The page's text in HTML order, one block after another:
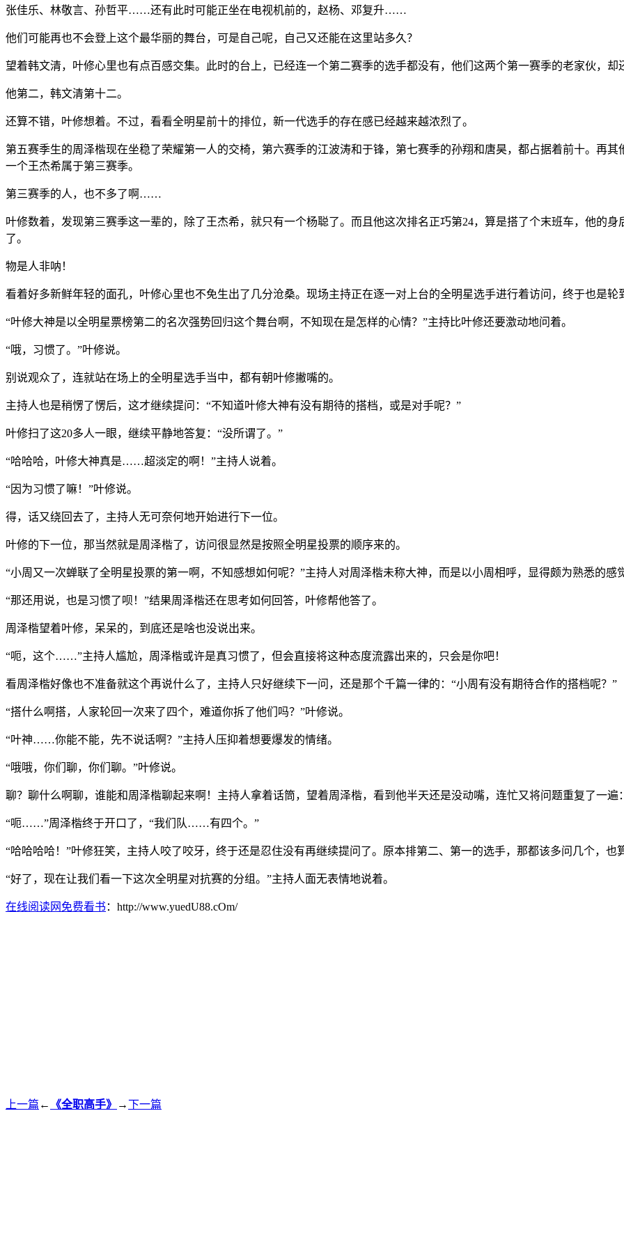
张佳乐、林敬言、孙哲平……还有此时可能正坐在电视机前的，赵杨、邓复升……
他们可能再也不会登上这个最华丽的舞台，可是自己呢，自己又还能在这里站多久？
望着韩文清，叶修心里也有点百感交集。此时的台上，已经连一个第二赛季的选手都没有，他们这两个第一赛季的老家伙，却
他第二，韩文清第十二。
还算不错，叶修想着。不过，看看全明星前十的排位，新一代选手的存在感已经越来越浓烈了。
第五赛季生的周泽楷现在坐稳了荣耀第一人的交椅，第六赛季的江波涛和于锋，第七赛季的孙翔和唐昊，都占据着前十。再
一个王杰希属于第三赛季。
第三赛季的人，也不多了啊……
叶修数着，发现第三赛季这一辈的，除了王杰希，就只有一个杨聪了。而且他这次排名正巧第24，算是搭了个末班车，他的
了。
物是人非呐！
看着好多新鲜年轻的面孔，叶修心里也不免生出了几分沧桑。现场主持正在逐一对上台的全明星选手进行着访问，终于也是轮
“叶修大神是以全明星票榜第二的名次强势回归这个舞台啊，不知现在是怎样的心情？”主持比叶修还要激动地问着。
“哦，习惯了。”叶修说。
别说观众了，连就站在场上的全明星选手当中，都有朝叶修撇嘴的。
主持人也是稍愣了愣后，这才继续提问：“不知道叶修大神有没有期待的搭档，或是对手呢？”
叶修扫了这20多人一眼，继续平静地答复：“没所谓了。”
“哈哈哈，叶修大神真是……超淡定的啊！”主持人说着。
“因为习惯了嘛！”叶修说。
得，话又绕回去了，主持人无可奈何地开始进行下一位。
叶修的下一位，那当然就是周泽楷了，访问很显然是按照全明星投票的顺序来的。
“小周又一次蝉联了全明星投票的第一啊，不知感想如何呢？”主持人对周泽楷未称大神，而是以小周相呼，显得颇为熟悉的感
“那还用说，也是习惯了呗！”结果周泽楷还在思考如何回答，叶修帮他答了。
周泽楷望着叶修，呆呆的，到底还是啥也没说出来。
“呃，这个……”主持人尴尬，周泽楷或许是真习惯了，但会直接将这种态度流露出来的，只会是你吧！
看周泽楷好像也不准备就这个再说什么了，主持人只好继续下一问，还是那个千篇一律的：“小周有没有期待合作的搭档呢？”
“搭什么啊搭，人家轮回一次来了四个，难道你拆了他们吗？”叶修说。
“叶神……你能不能，先不说话啊？”主持人压抑着想要爆发的情绪。
“哦哦，你们聊，你们聊。”叶修说。
聊？聊什么啊聊，谁能和周泽楷聊起来啊！主持人拿着话筒，望着周泽楷，看到他半天还是没动嘴，连忙又将问题重复了一遍
“呃……”周泽楷终于开口了，“我们队……有四个。”
“哈哈哈哈！”叶修狂笑，主持人咬了咬牙，终于还是忍住没有再继续提问了。原本排第二、第一的选手，那都该多问几个，
“好了，现在让我们看一下这次全明星对抗赛的分组。”主持人面无表情地说着。
在线阅读网免费看书 ：http://www.yuedU88.cOm/
上一篇 ← 《全职高手》 →下一篇